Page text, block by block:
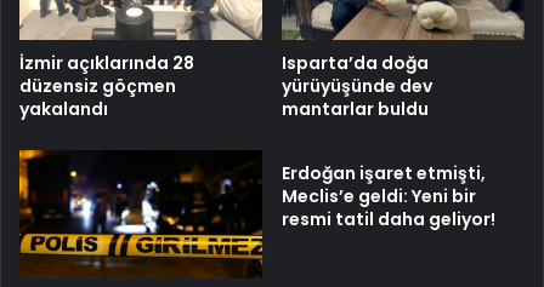
İzmir açıklarında 28
düzensiz göçmen
yakalandı
Isparta’da doğa
yürüyüşünde dev
mantarlar buldu
Erdoğan işaret etmişti,
Meclis’e geldi: Yeni bir
resmi tatil daha geliyor!